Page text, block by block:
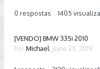
0 respostas 1405
[VENDO] BMW 335i 2010
Por Michael June 25, 2019